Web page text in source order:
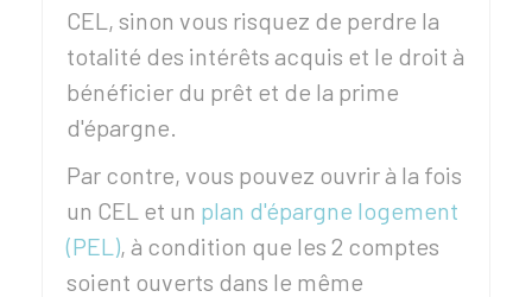
CEL, sinon vous risquez de perdre la
totalité des intérêts acquis et le droit à
bénéficier du prêt et de la prime
d'épargne.
Par contre, vous pouvez ouvrir à la fois
un CEL et un plan d'épargne logement
(PEL), à condition que les 2 comptes
soient ouverts dans le même